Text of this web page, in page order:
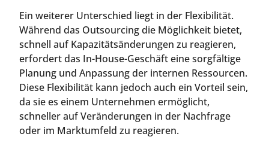
Ein weiterer Unterschied liegt in der Flexibilität.
Während das Outsourcing die Möglichkeit bietet,
schnell auf Kapazitätsänderungen zu reagieren,
erfordert das In-House-Geschäft eine sorgfältige
Planung und Anpassung der internen Ressourcen.
Diese Flexibilität kann jedoch auch ein Vorteil sein,
da sie es einem Unternehmen ermöglicht,
schneller auf Veränderungen in der Nachfrage
oder im Marktumfeld zu reagieren.